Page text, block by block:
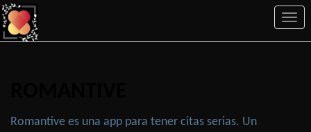
Romantive es una app para tener citas serias. Un